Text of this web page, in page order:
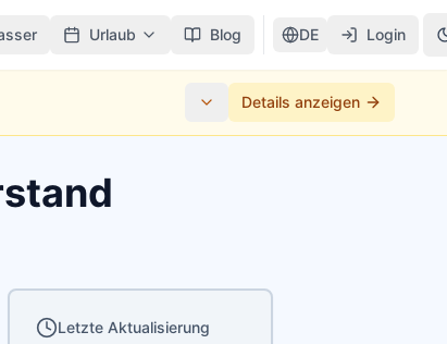
Urlaub Blog DE Login
Details anzeigen
Letzte Aktualisierung